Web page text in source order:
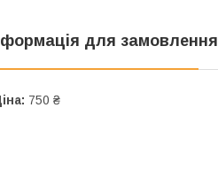
для замовлення
750 ₴